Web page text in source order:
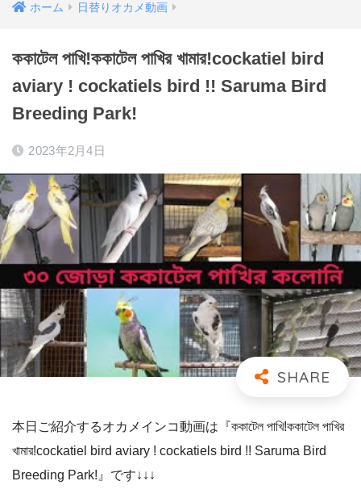
ホーム 日替りオカメ動画
ককাটেল পাখি!ককাটেল পাখির খামার!cockatiel bird
aviary ! cockatiels bird !! Saruma Bird
Breeding Park!
2023年2月4日
本日ご紹介するオカメインコ動画は『ককাটেল পাখি!ককাটেল পাখির
খামার!cockatiel bird aviary ! cockatiels bird !! Saruma Bird
Breeding Park!』です↓↓↓